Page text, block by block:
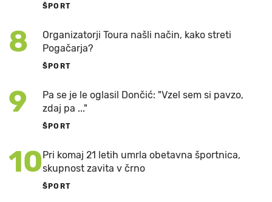
ŠPORT
8
Organizatorji Toura našli način, kako streti
Pogačarja?
ŠPORT
9
Pa se je le oglasil Dončić: "Vzel sem si pavzo,
zdaj pa ..."
ŠPORT
10Pri komaj 21 letih umrla obetavna športnica,
skupnost zavita v črno
ŠPORT